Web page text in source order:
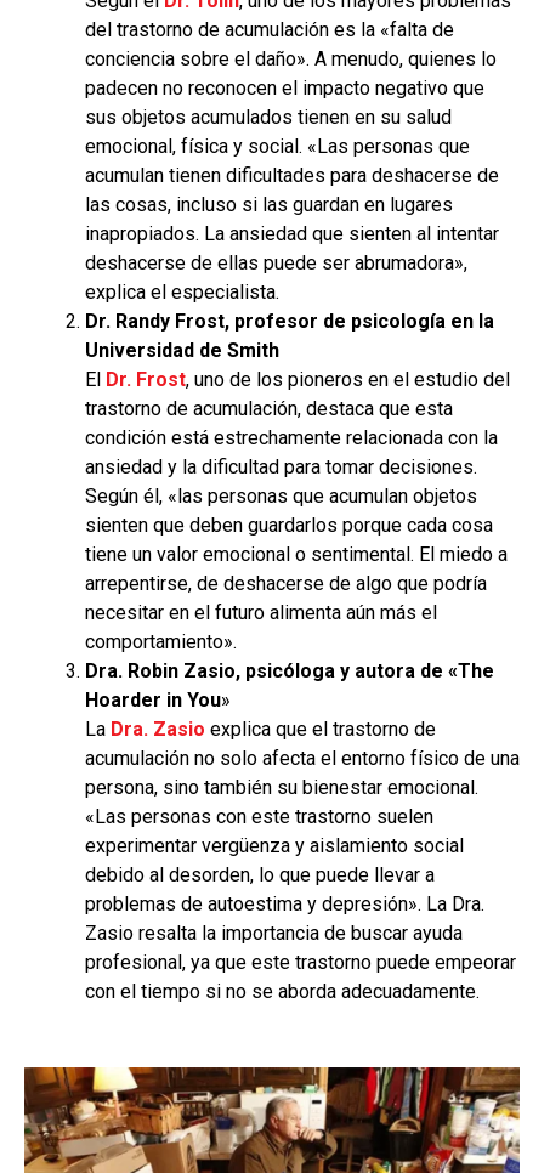
del trastorno de acumulación es la «falta de
conciencia sobre el daño». A menudo, quienes lo
padecen no reconocen el impacto negativo que
sus objetos acumulados tienen en su salud
emocional, física y social. «Las personas que
acumulan tienen dificultades para deshacerse de
las cosas, incluso si las guardan en lugares
inapropiados. La ansiedad que sienten al intentar
deshacerse de ellas puede ser abrumadora»,
explica el especialista.
Dr. Randy Frost, profesor de psicología en la
Universidad de Smith
El Dr. Frost, uno de los pioneros en el estudio del
trastorno de acumulación, destaca que esta
condición está estrechamente relacionada con la
ansiedad y la dificultad para tomar decisiones.
Según él, «las personas que acumulan objetos
sienten que deben guardarlos porque cada cosa
tiene un valor emocional o sentimental. El miedo a
arrepentirse, de deshacerse de algo que podría
necesitar en el futuro alimenta aún más el
comportamiento».
Dra. Robin Zasio, psicóloga y autora de «The
Hoarder in You»
La Dra. Zasio explica que el trastorno de
acumulación no solo afecta el entorno físico de una
persona, sino también su bienestar emocional.
«Las personas con este trastorno suelen
experimentar vergüenza y aislamiento social
debido al desorden, lo que puede llevar a
problemas de autoestima y depresión». La Dra.
Zasio resalta la importancia de buscar ayuda
profesional, ya que este trastorno puede empeorar
con el tiempo si no se aborda adecuadamente.